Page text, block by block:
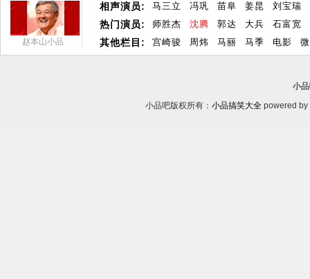
赵本山小品
相声演员:
热门演员:
其他栏目:
马三立
冯巩 苗阜 姜昆
刘宝瑞
师胜杰
沈腾 郭达 大兵
石富宽
宫崎骏
周炜 马丽 马季 电影
小
小品吧版权所有： 小品搞笑大全 powered by